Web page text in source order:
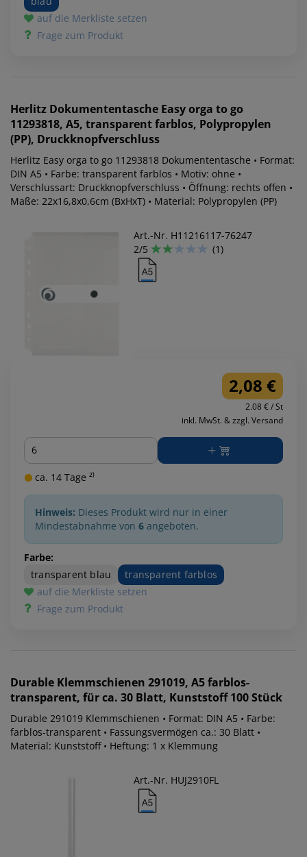
auf die Merkliste setzen
Frage zum Produkt
Herlitz Dokumententasche Easy orga to go
11293818, A5, transparent farblos, Polypropylen
(PP), Druckknopfverschluss
Herlitz Easy orga to go 11293818 Dokumententasche • Format:
DIN A5 • Farbe: transparent farblos • Motiv: ohne •
Verschlussart: Druckknopfverschluss • Öffnung: rechts offen •
Maße: 22x16,8x0,6cm (BxHxT) • Material: Polypropylen (PP)
Art.-Nr. H11216117-76247
2/5
(1)
2,08 €
2.08 € / St
inkl. MwSt. & zzgl. Versand
Menge
ca. 14 Tage ²⁾
Hinweis: Dieses Produkt wird nur in einer
Mindestabnahme von 6 angeboten.
Farbe:
transparent blau
transparent farblos
auf die Merkliste setzen
Frage zum Produkt
Durable Klemmschienen 291019, A5 farblos-
transparent, für ca. 30 Blatt, Kunststoff 100 Stück
Durable 291019 Klemmschienen • Format: DIN A5 • Farbe:
farblos-transparent • Fassungsvermögen ca.: 30 Blatt •
Material: Kunststoff • Heftung: 1 x Klemmung
Art.-Nr. HUJ2910FL